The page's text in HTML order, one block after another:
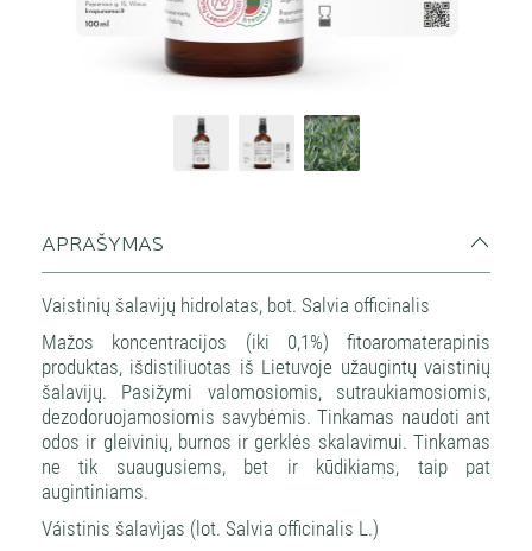
APRAŠYMAS
Vaistinių šalavijų hidrolatas, bot. Salvia officinalis
Mažos koncentracijos (iki 0,1%) fitoaromaterapinis
produktas, išdistiliuotas iš Lietuvoje užaugintų vaistinių
šalavijų. Pasižymi valomosiomis, sutraukiamosiomis,
dezodoruojamosiomis savybėmis. Tinkamas naudoti ant
odos ir gleivinių, burnos ir gerklės skalavimui. Tinkamas
ne tik suaugusiems, bet ir kūdikiams, taip pat
augintiniams.
Váistinis šalavìjas (lot. Salvia officinalis L.)